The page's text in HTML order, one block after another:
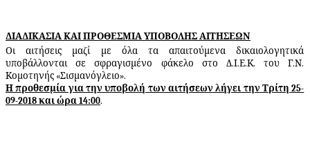
ΔΙΑΔΙΚΑΣΙΑ ΚΑΙ ΠΡΟΘΕΣΜΙΑ ΥΠΟΒΟΛΗΣ ΑΙΤΗΣΕΩΝ
Οι αιτήσεις μαζί με όλα τα απαιτούμενα δικαιολογητικά
υποβάλλονται σε σφραγισμένο φάκελο στο Δ.Ι.Ε.Κ. του Γ.Ν.
Κομοτηνής «Σισμανόγλειο».
Η προθεσμία για την υποβολή των αιτήσεων λήγει την Τρίτη 25-
09-2018 και ώρα 14:00.